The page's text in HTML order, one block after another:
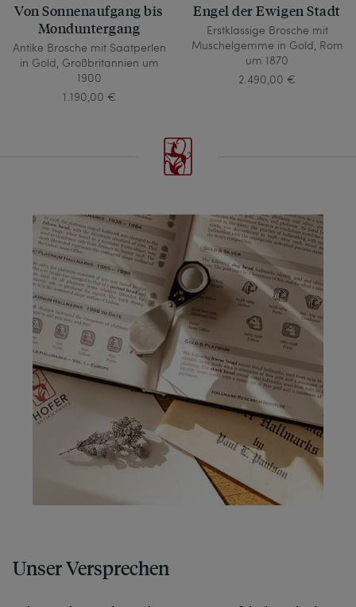
Von Sonnenaufgang bis
Monduntergang
Antike Brosche mit Saatperlen
in Gold, Großbritannien um
1900
1.190,00 €
Engel der Ewigen Stadt
Erstklassige Brosche mit
Muschelgemme in Gold, Rom
um 1870
2.490,00 €
Unser Versprechen